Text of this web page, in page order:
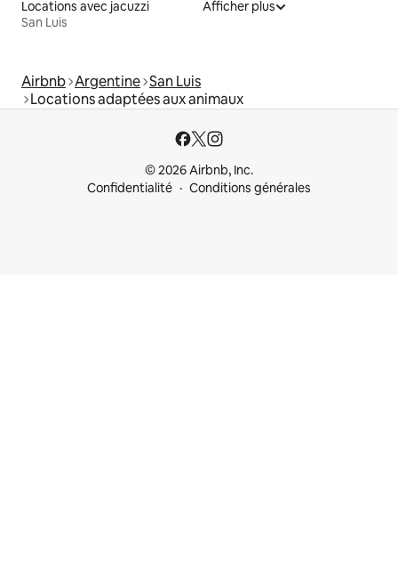
Locations avec jacuzzi
San Luis
Afficher plus
Airbnb Argentine San Luis
Locations adaptées aux animaux
© 2026 Airbnb, Inc.
Confidentialité
Conditions générales